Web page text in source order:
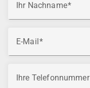
Ihr Nachname
E-Mail
Ihre Telefonnummer